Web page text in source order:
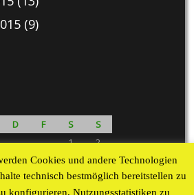
(9)
D F S
S
1
2
6 7 8
9
13 14 15
16
Cookies und andere Technologien
technisch bestmöglich bereitstellen zu
konfigurieren, Nutzungsstatistiken zu